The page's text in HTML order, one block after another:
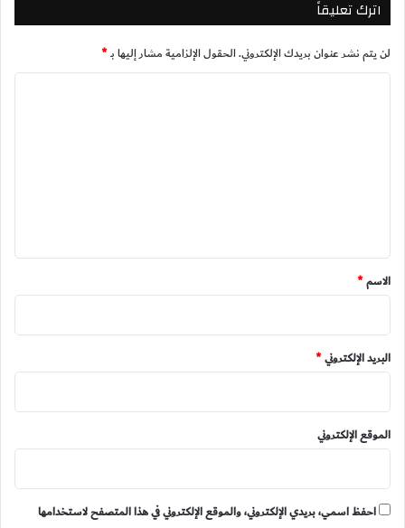
اترك تعليقاً
لن يتم نشر عنوان بريدك الإلكتروني.الحقول الإلزامية مشار إليها بـ*
*
الاسم*
البريد الإلكتروني*
الموقع الإلكتروني
احفظ اسمي، بريدي الإلكتروني، والموقع الإلكتروني في هذا المتصفح لاستخدامها